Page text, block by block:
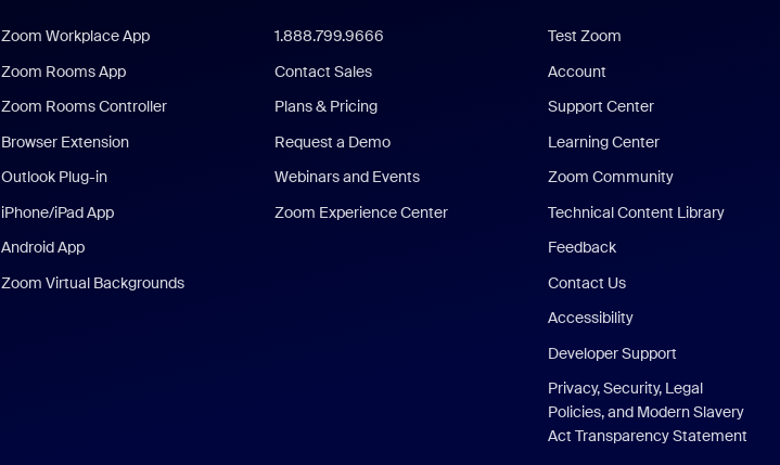
Zoom Workplace App
Zoom Rooms App
Zoom Rooms Controller
Browser Extension
Outlook Plug-in
iPhone/iPad App
Android App
Zoom Virtual Backgrounds
1.888.799.9666
Contact Sales
Plans & Pricing
Request a Demo
Webinars and Events
Zoom Experience Center
Test Zoom
Account
Support Center
Learning Center
Zoom Community
Technical Content Library
Feedback
Contact Us
Accessibility
Developer Support
Privacy, Security, Legal
Policies, and Modern Slavery
Act Transparency Statement